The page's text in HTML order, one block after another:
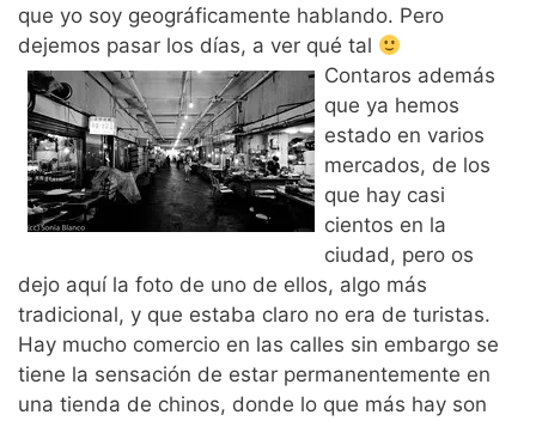
que yo soy geográficamente hablando. Pero
dejemos pasar los días, a ver qué tal
Contaros además
que ya hemos
estado en varios
mercados, de los
que hay casi
cientos en la
ciudad, pero os
dejo aquí la foto de uno de ellos, algo más
tradicional, y que estaba claro no era de turistas.
Hay mucho comercio en las calles sin embargo se
tiene la sensación de estar permanentemente en
una tienda de chinos, donde lo que más hay son